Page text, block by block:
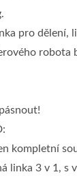
pro dělení,
robota
kompletní
linka 3 v 1, s